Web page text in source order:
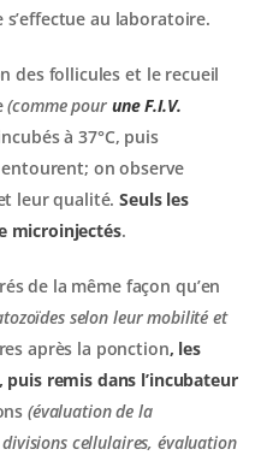
au laboratoire.
des follicules et le recueil
(comme pour une F.I.V.
à 37°C, puis
on observe
leur qualité.Seuls les
microinjectés.
de la même façon qu’en
selon leur mobilité et
après la ponction, les
remis dans l’incubateur
(évaluation de la
cellulaires, évaluation